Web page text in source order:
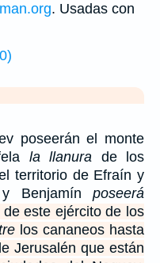
. Usadas con
poseerán el monte
la llanura de los
territorio de Efraín y
Benjamín poseerá
este ejército de los
los cananeos hasta
Jerusalén que están